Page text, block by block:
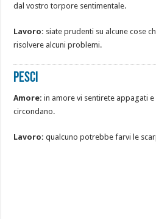
dal vostro torpore sentimentale.
Lavoro: siate prudenti su alcune cose
risolvere alcuni problemi.
Pesci
Amore: in amore vi sentirete appagati
circondano.
Lavoro: qualcuno potrebbe farvi le